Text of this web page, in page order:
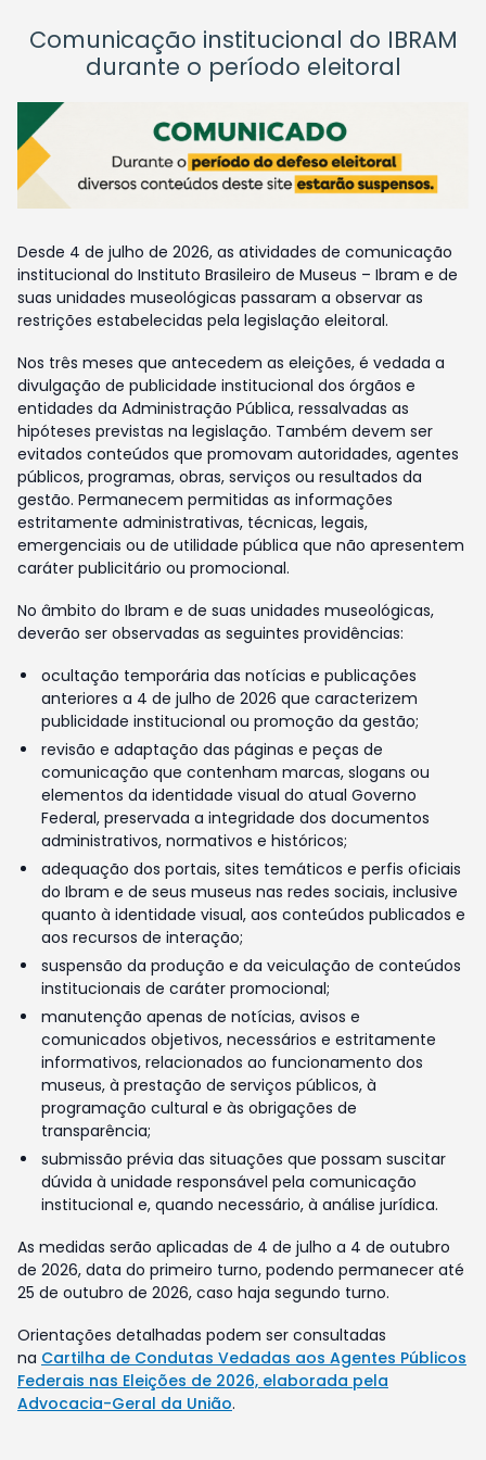
Comunicação institucional do IBRAM
durante o período eleitoral
Desde 4 de julho de 2026, as atividades de comunicação
institucional do Instituto Brasileiro de Museus – Ibram e de
suas unidades museológicas passaram a observar as
restrições estabelecidas pela legislação eleitoral.
Nos três meses que antecedem as eleições, é vedada a
divulgação de publicidade institucional dos órgãos e
entidades da Administração Pública, ressalvadas as
hipóteses previstas na legislação. Também devem ser
evitados conteúdos que promovam autoridades, agentes
públicos, programas, obras, serviços ou resultados da
gestão. Permanecem permitidas as informações
estritamente administrativas, técnicas, legais,
emergenciais ou de utilidade pública que não apresentem
caráter publicitário ou promocional.
No âmbito do Ibram e de suas unidades museológicas,
deverão ser observadas as seguintes providências:
ocultação temporária das notícias e publicações
anteriores a 4 de julho de 2026 que caracterizem
publicidade institucional ou promoção da gestão;
revisão e adaptação das páginas e peças de
comunicação que contenham marcas, slogans ou
elementos da identidade visual do atual Governo
Federal, preservada a integridade dos documentos
administrativos, normativos e históricos;
adequação dos portais, sites temáticos e perfis oficiais
do Ibram e de seus museus nas redes sociais, inclusive
quanto à identidade visual, aos conteúdos publicados e
aos recursos de interação;
suspensão da produção e da veiculação de conteúdos
institucionais de caráter promocional;
manutenção apenas de notícias, avisos e
comunicados objetivos, necessários e estritamente
informativos, relacionados ao funcionamento dos
museus, à prestação de serviços públicos, à
programação cultural e às obrigações de
transparência;
submissão prévia das situações que possam suscitar
dúvida à unidade responsável pela comunicação
institucional e, quando necessário, à análise jurídica.
As medidas serão aplicadas de 4 de julho a 4 de outubro
de 2026, data do primeiro turno, podendo permanecer até
25 de outubro de 2026, caso haja segundo turno.
Orientações detalhadas podem ser consultadas
na Cartilha de Condutas Vedadas aos Agentes Públicos
Federais nas Eleições de 2026, elaborada pela
Advocacia-Geral da União.